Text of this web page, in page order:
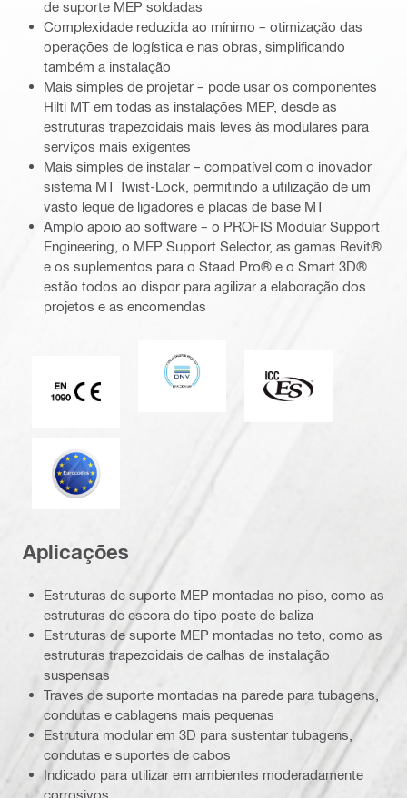
de suporte MEP soldadas
Complexidade reduzida ao mínimo – otimização das
operações de logística e nas obras, simplificando
também a instalação
Mais simples de projetar – pode usar os componentes
Hilti MT em todas as instalações MEP, desde as
estruturas trapezoidais mais leves às modulares para
serviços mais exigentes
Mais simples de instalar – compatível com o inovador
sistema MT Twist-Lock, permitindo a utilização de um
vasto leque de ligadores e placas de base MT
Amplo apoio ao software – o PROFIS Modular Support
Engineering, o MEP Support Selector, as gamas Revit®
e os suplementos para o Staad Pro® e o Smart 3D®
estão todos ao dispor para agilizar a elaboração dos
projetos e as encomendas
Marca CE EN 1090
DNV
Eurocódigo
Aplicações
Estruturas de suporte MEP montadas no piso, como as
estruturas de escora do tipo poste de baliza
Estruturas de suporte MEP montadas no teto, como as
estruturas trapezoidais de calhas de instalação
suspensas
Traves de suporte montadas na parede para tubagens,
condutas e cablagens mais pequenas
Estrutura modular em 3D para sustentar tubagens,
condutas e suportes de cabos
Indicado para utilizar em ambientes moderadamente
corrosivos